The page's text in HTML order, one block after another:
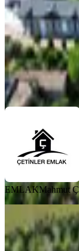
ÇETİNLER
Ara
EMLAKMahmut